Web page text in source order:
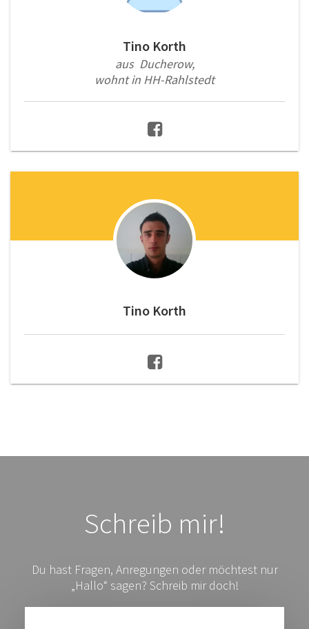
Tino Korth
aus Ducherow,
wohnt in HH-Rahlstedt
Tino Korth
Schreib mir!
Du hast Fragen, Anregungen oder möchtest nur
„Hallo“ sagen? Schreib mir doch!